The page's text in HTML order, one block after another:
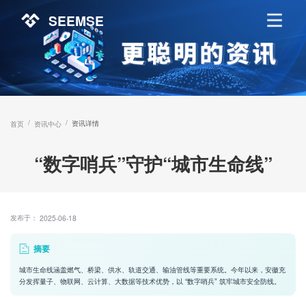
SEEMSE
首页 / 资讯中心 / 资讯详情
“数字哨兵”守护“城市生命线”
发布于： 2025-06-18
摘要
城市生命线涵盖燃气、桥梁、供水、轨道交通、输油管线等重要系统。今年以来，安徽充
分发挥量子、物联网、云计算、大数据等技术优势，以 “数字哨兵” 筑牢城市安全防线。